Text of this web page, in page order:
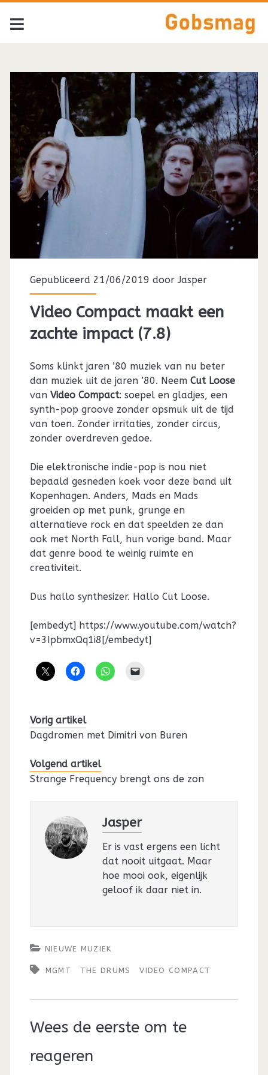
Gepubliceerd 21/06/2019 doorJasper
Video Compact maakt een
zachte impact (7.8)
Soms klinkt jaren ’80 muziek van nu beter
dan muziek uit de jaren ’80. Neem Cut Loose
van Video Compact: soepel en gladjes, een
synth-pop groove zonder opsmuk uit de tijd
van toen. Zonder irritaties, zonder circus,
zonder overdreven gedoe.
Die elektronische indie-pop is nou niet
bepaald gesneden koek voor deze band uit
Kopenhagen. Anders, Mads en Mads
groeiden op met punk, grunge en
alternatieve rock en dat speelden ze dan
ook met North Fall, hun vorige band. Maar
dat genre bood te weinig ruimte en
creativiteit.
Dus hallo synthesizer. Hallo Cut Loose.
[embedyt] https://www.youtube.com/watch?
v=3IpbmxQq1i8[/embedyt]
Vorig artikel
Dagdromen met Dimitri von Buren
Volgend artikel
Strange Frequency brengt ons de zon
Jasper
Er is vast ergens een licht
dat nooit uitgaat. Maar
hoe mooi ook, eigenlijk
geloof ik daar niet in.
NIEUWE MUZIEK
MGMT THE DRUMS VIDEO COMPACT
Wees de eerste om te
reageren